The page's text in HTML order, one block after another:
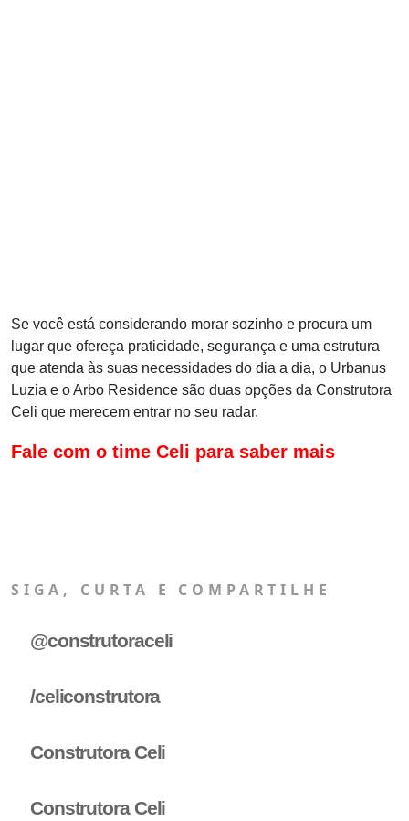
Se você está considerando morar sozinho e procura um
lugar que ofereça praticidade, segurança e uma estrutura
que atenda às suas necessidades do dia a dia, o Urbanus
Luzia e o Arbo Residence são duas opções da Construtora
Celi que merecem entrar no seu radar.
Fale com o time Celi para saber mais
SIGA, CURTA E COMPARTILHE
@construtoraceli
/celiconstrutora
Construtora Celi
Construtora Celi